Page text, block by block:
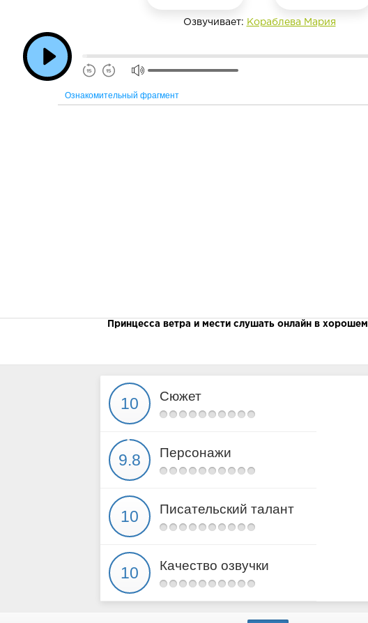
Озвучивает: Кораблева Мария
Ознакомительный фрагмент
Принцесса ветра и мести слушать онлайн в хорошем
Сюжет
Персонажи
Писательский талант
Качество озвучки